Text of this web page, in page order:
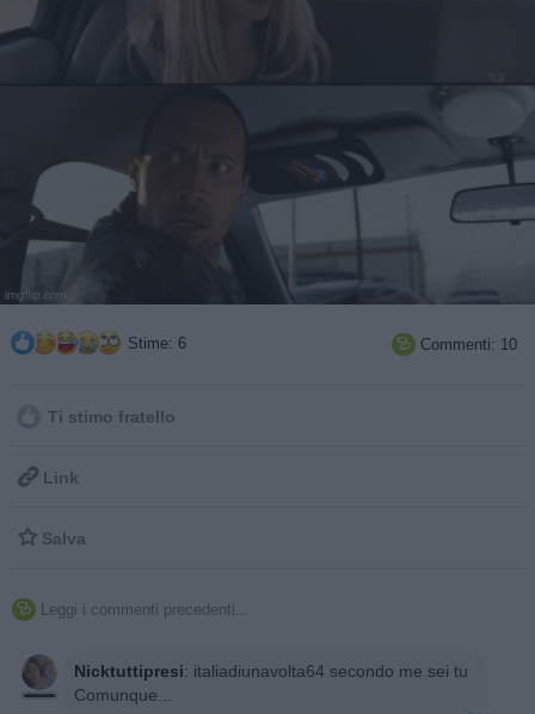
Stime: 6  Commenti: 10
Ti stimo fratello
 Link
 Salva
 Leggi i commenti precedenti...
Nicktuttipresi: italiadiunavolta64 secondo me sei tu
Comunque...